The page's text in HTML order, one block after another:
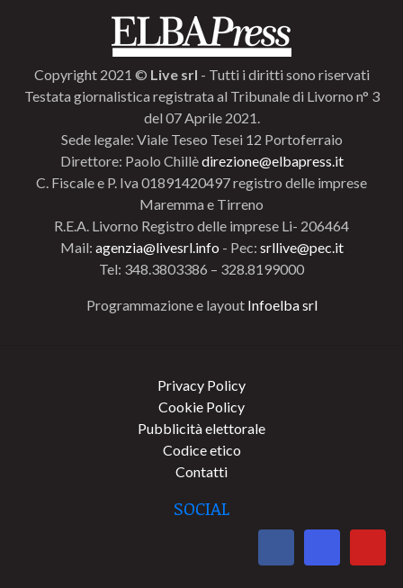
Copyright 2021 © Live srl - Tutti i diritti sono riservati
Testata giornalistica registrata al Tribunale di Livorno n° 3
del 07 Aprile 2021.
Sede legale: Viale Teseo Tesei 12 Portoferraio
Direttore: Paolo Chillèdirezione@elbapress.it
C. Fiscale e P. Iva 01891420497 registro delle imprese
Maremma e Tirreno
R.E.A. Livorno Registro delle imprese Li- 206464
Mail: agenzia@livesrl.info - Pec: srllive@pec.it
Tel: 348.3803386 – 328.8199000
Programmazione e layout Infoelba srl
Privacy Policy
Cookie Policy
Pubblicità elettorale
Codice etico
Contatti
SOCIAL